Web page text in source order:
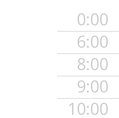
0:00
6:00
8:00
9:00
10:00